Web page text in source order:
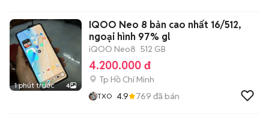
1 phút trước 4
IQOO Neo 8 bản cao nhất 16/512,
ngoại hình 97% gl
iQOO Neo8 512 GB
4.200.000 đ
Tp Hồ Chí Minh
TXO 4.9 769 đã bán